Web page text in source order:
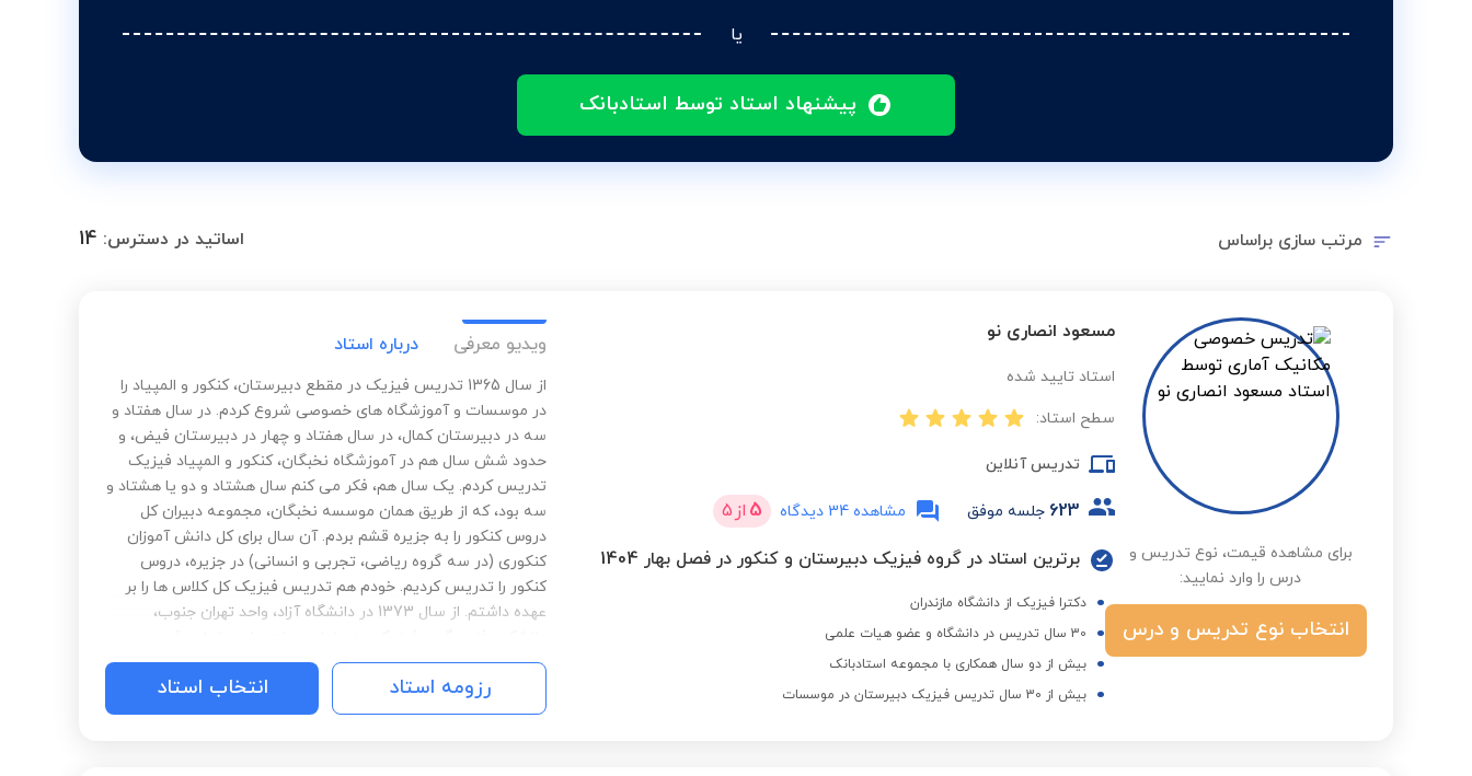
یا
پیشنهاد استاد توسط استادبانک
مرتب سازی براساس اساتید در دسترس: 14
برای مشاهده قیمت، نوع تدریس و
درس را وارد نمایید:
انتخاب نوع تدریس و درس
مسعود انصاری نو
استاد تایید شده
سطح استاد:
تدریس آنلاین
623 جلسه موفق مشاهده 34 دیدگاه 5 از 5
برترین استاد در گروه فیزیک دبیرستان و کنکور در فصل بهار 1404
دکترا فیزیک از دانشگاه مازندران
30 سال تدریس در دانشگاه و عضو هیات علمی
بیش از دو سال همکاری با مجموعه استادبانک
بیش از 30 سال تدریس فیزیک دبیرستان در موسسات
ویدیو معرفی درباره استاد
از سال 1365 تدریس فیزیک در مقطع دبیرستان، کنکور و المپیاد را
در موسسات و آموزشگاه های خصوصی شروع کردم. در سال هفتاد و
سه در دبیرستان کمال، در سال هفتاد و چهار در دبیرستان فیض، و
حدود شش سال هم در آموزشگاه نخبگان، کنکور و المپیاد فیزیک
تدریس کردم. یک سال هم، فکر می کنم سال هشتاد و دو یا هشتاد و
سه بود، که از طریق همان موسسه نخبگان، مجموعه دبیران کل
دروس کنکور را به جزیره قشم بردم. آن سال برای کل دانش آموزان
کنکوری (در سه گروه ریاضی، تجربی و انسانی) در جزیره، دروس
کنکور را تدریس کردیم. خودم هم تدریس فیزیک کل کلاس ها را بر
عهده داشتم. از سال 1373 در دانشگاه آزاد، واحد تهران جنوب،
استخدام و مشغول به تدریس هستم. تمام دروس فیزیک پایه
رشته های مهندسی (مکانیک، ترمودینامیک، الکتریسیته و
مغناطیس، اپتیک، موج و ارتعاش، فیزیک مدرن، نسبیت، فیزیک
رزومه استاد انتخاب استاد